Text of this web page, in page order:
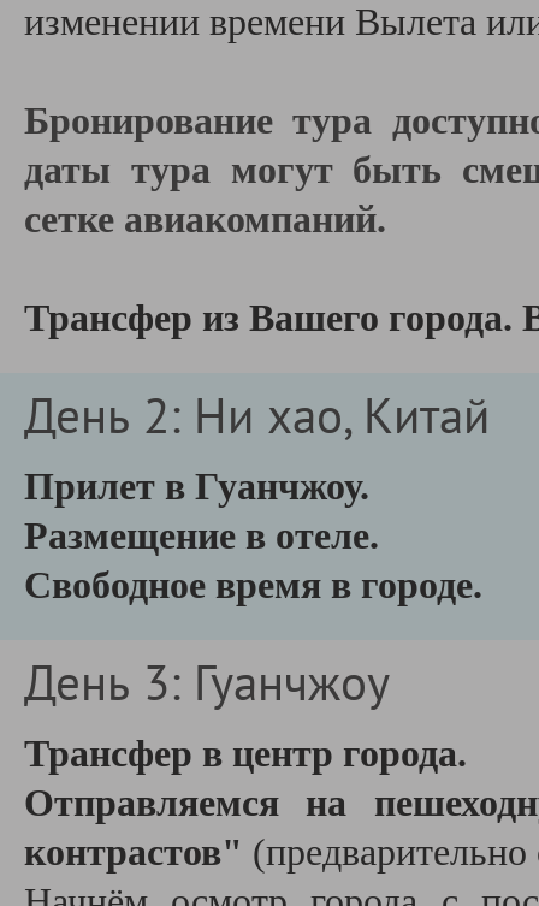
изменении времени Вылета
Бронирование тура
даты тура могут быть
сетке авиакомпаний.
Трансфер из Вашего города.
День 2: Ни хао, Китай
Прилет в Гуанчжоу.
Размещение в отеле.
Свободное время в городе.
День 3: Гуанчжоу
Трансфер в центр города.
Отправляемся на
контрастов"